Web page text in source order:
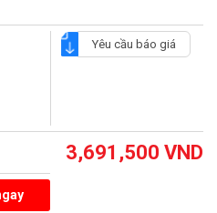
Yêu cầu báo giá
3,691,500 VND